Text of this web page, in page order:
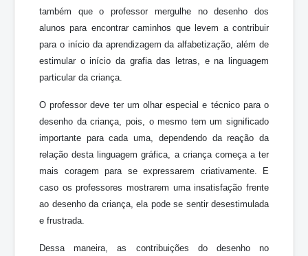
também que o professor mergulhe no desenho dos
alunos para encontrar caminhos que levem a contribuir
para o início da aprendizagem da alfabetização, além de
estimular o início da grafia das letras, e na linguagem
particular da criança.
O professor deve ter um olhar especial e técnico para o
desenho da criança, pois, o mesmo tem um significado
importante para cada uma, dependendo da reação da
relação desta linguagem gráfica, a criança começa a ter
mais coragem para se expressarem criativamente. E
caso os professores mostrarem uma insatisfação frente
ao desenho da criança, ela pode se sentir desestimulada
e frustrada.
Dessa maneira, as contribuições do desenho no